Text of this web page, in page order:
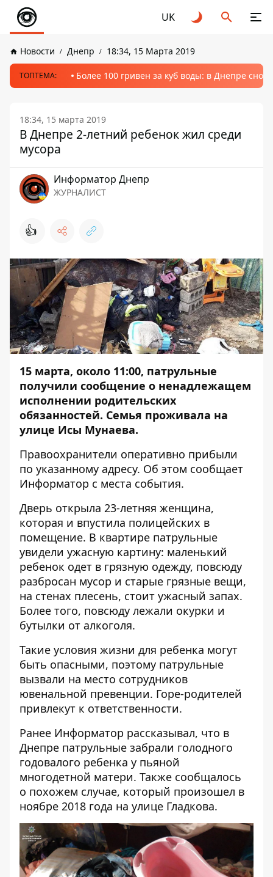
UK
Новости Днепр 18:34, 15 Марта 2019
ТОПТЕМА: Более 100 гривен за куб воды: в Днепре
18:34, 15 марта 2019
В Днепре 2-летний ребенок жил среди
мусора
Информатор Днепр
ЖУРНАЛИСТ
👍
15 марта, около 11:00, патрульные
получили сообщение о ненадлежащем
исполнении родительских
обязанностей. Семья проживала на
улице Исы Мунаева.
Правоохранители оперативно прибыли
по указанному адресу. Об этом сообщает
Информатор с места события.
Дверь открыла 23-летняя женщина,
которая и впустила полицейских в
помещение. В квартире патрульные
увидели ужасную картину: маленький
ребенок одет в грязную одежду, повсюду
разбросан мусор и старые грязные вещи,
на стенах плесень, стоит ужасный запах.
Более того, повсюду лежали окурки и
бутылки от алкоголя.
Такие условия жизни для ребенка могут
быть опасными, поэтому патрульные
вызвали на место сотрудников
ювенальной превенции. Горе-родителей
привлекут к ответственности.
Ранее Информатор рассказывал, что в
Днепре патрульные забрали голодного
годовалого ребенка у пьяной
многодетной матери. Также сообщалось
о похожем случае, который произошел в
ноябре 2018 года на улице Гладкова.